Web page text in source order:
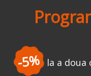
*